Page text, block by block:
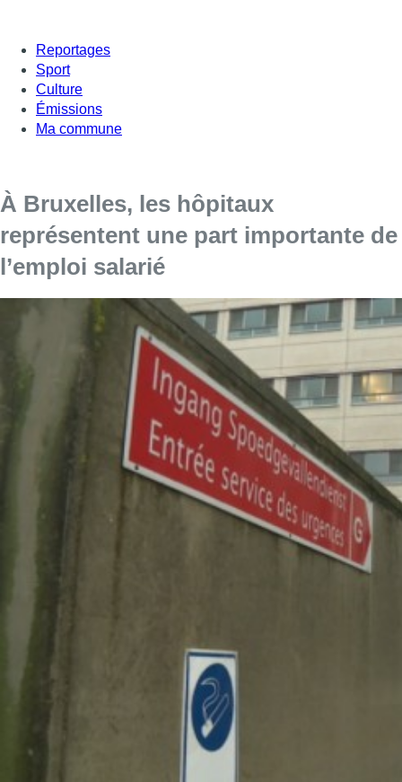
Reportages
Sport
Culture
Émissions
Ma commune
À Bruxelles, les hôpitaux
représentent une part importante de
l’emploi salarié